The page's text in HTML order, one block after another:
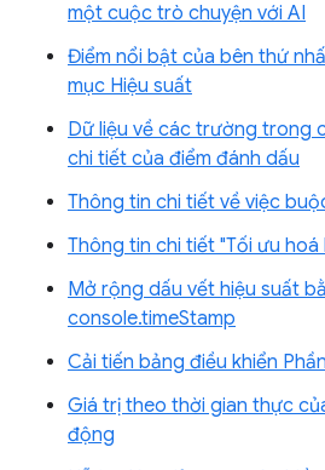
một cuộc trò chuyện với AI
Điểm nổi bật của bên thứ
mục Hiệu suất
Dữ liệu về các trường trong
chi tiết của điểm đánh dấu
Thông tin chi tiết về việc
Thông tin chi tiết "Tối ưu
Mở rộng dấu vết hiệu suất
console.timeStamp
Cải tiến bảng điều khiển
Giá trị theo thời gian thực
động